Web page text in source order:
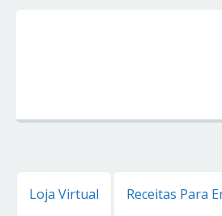
Loja Virtual Receitas Para